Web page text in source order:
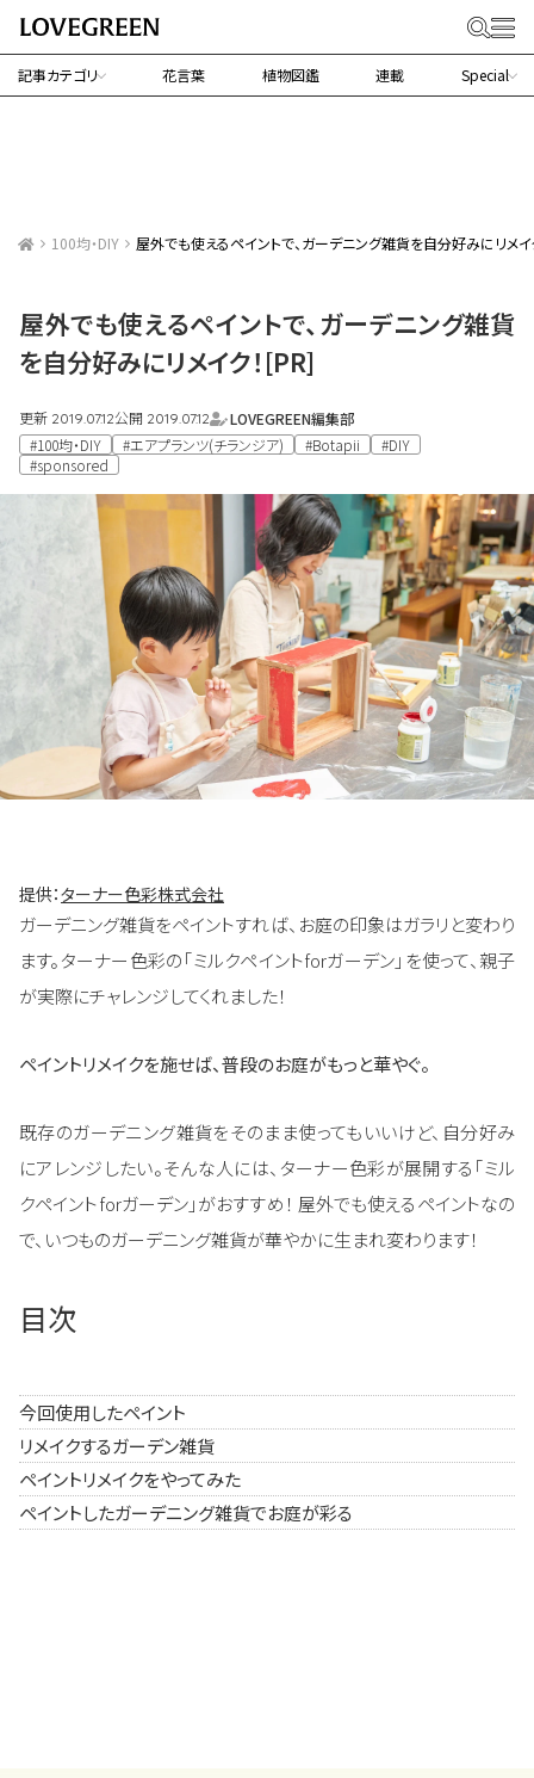
記事カテゴリ 花言葉 植物図鑑 連載 Special
100均・DIY 屋外でも使えるペイントで、ガーデニング雑貨を自分好みにリメイ
屋外でも使えるペイントで、ガーデニング雑貨
を自分好みにリメイク！[PR]
更新 2019.07.12公開 2019.07.12
LOVEGREEN編集部
#100均・DIY
#エアプランツ(チランジア) #Botapii
#DIY
#sponsored
提供：ターナー色彩株式会社
ガーデニング雑貨をペイントすれば、お庭の印象はガラリと変わり
ます。ターナー色彩の「ミルクペイントforガーデン」を使って、親子
が実際にチャレンジしてくれました！
ペイントリメイクを施せば、普段のお庭がもっと華やぐ。
既存のガーデニング雑貨をそのまま使ってもいいけど、自分好み
にアレンジしたい。そんな人には、ターナー色彩が展開する「ミル
クペイントforガーデン」がおすすめ！ 屋外でも使えるペイントなの
で、いつものガーデニング雑貨が華やかに生まれ変わります！
目次
今回使用したペイント
リメイクするガーデン雑貨
ペイントリメイクをやってみた
ペイントしたガーデニング雑貨でお庭が彩る